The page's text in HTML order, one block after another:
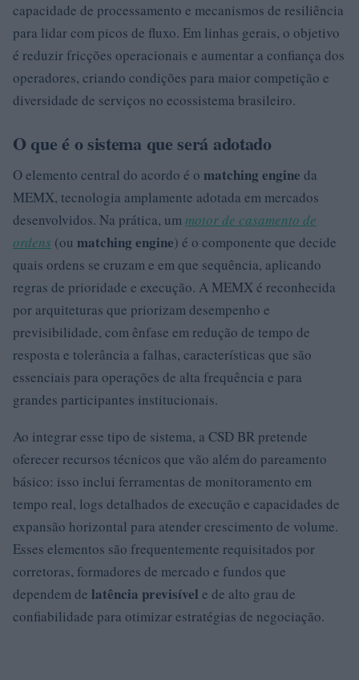
capacidade de processamento e mecanismos de resiliência
para lidar com picos de fluxo. Em linhas gerais, o objetivo
é reduzir fricções operacionais e aumentar a confiança dos
operadores, criando condições para maior competição e
diversidade de serviços no ecossistema brasileiro.
O que é o sistema que será adotado
O elemento central do acordo é o matching engine da
MEMX, tecnologia amplamente adotada em mercados
desenvolvidos. Na prática, ummotor de casamento de
ordens (ou matching engine) é o componente que decide
quais ordens se cruzam e em que sequência, aplicando
regras de prioridade e execução. A MEMX é reconhecida
por arquiteturas que priorizam desempenho e
previsibilidade, com ênfase em redução de tempo de
resposta e tolerância a falhas, características que são
essenciais para operações de alta frequência e para
grandes participantes institucionais.
Ao integrar esse tipo de sistema, a CSD BR pretende
oferecer recursos técnicos que vão além do pareamento
básico: isso inclui ferramentas de monitoramento em
tempo real, logs detalhados de execução e capacidades de
expansão horizontal para atender crescimento de volume.
Esses elementos são frequentemente requisitados por
corretoras, formadores de mercado e fundos que
dependem de latência previsível e de alto grau de
confiabilidade para otimizar estratégias de negociação.